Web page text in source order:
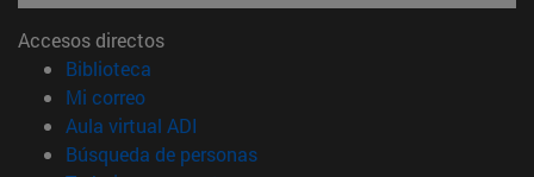
Accesos directos
Biblioteca
Mi correo(abre en nueva ventana)
Aula virtual ADI
Búsqueda de personas(abre en nueva ventana)